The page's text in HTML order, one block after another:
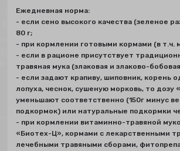
Ежедневная норма:
- если сено высокого качества (зеленое
80 г;
- при кормлении готовыми кормами (в т.ч.
- если в рационе присутствует
травяная мука (злаковая и злаково-
- если задают крапиву, шиповник, корень
лопуха, чеснок, сушеную морковь, то дозу
уменьшают соответственно (150г минус
подкормок) или натуральные подкормки
- при кормлении витаминно-травяной
«Биотех-Ц», кормами с лекарственными
лечебными травяными сборами,